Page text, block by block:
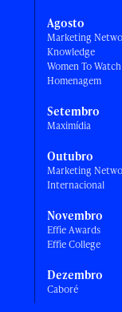
Agosto
Marketing
Knowledge
Women To
Homenagem
Setembro
Maximídia
Outubro
Marketing
Internacional
Novembro
Effie Awards
Effie College
Dezembro
Caboré